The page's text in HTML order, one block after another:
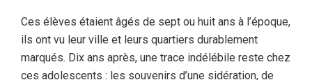
Ces élèves étaient âgés de sept ou huit ans à l’époque,
ils ont vu leur ville et leurs quartiers durablement
marqués. Dix ans après, une trace indélébile reste chez
ces adolescents : les souvenirs d’une sidération, de